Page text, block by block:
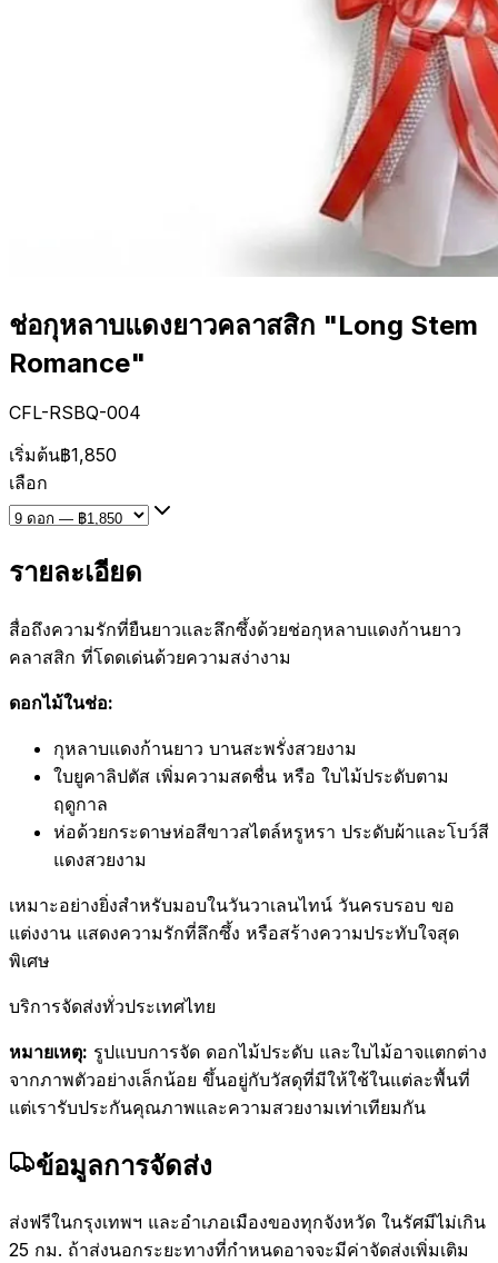
ช่อกุหลาบแดงยาวคลาสสิก "Long Stem
Romance"
CFL-RSBQ-004
เริ่มต้น฿1,850
เลือก
รายละเอียด
สื่อถึงความรักที่ยืนยาวและลึกซึ้งด้วยช่อกุหลาบแดงก้านยาว
คลาสสิก ที่โดดเด่นด้วยความสง่างาม
ดอกไม้ในช่อ:
กุหลาบแดงก้านยาว บานสะพรั่งสวยงาม
ใบยูคาลิปตัส เพิ่มความสดชื่น หรือ ใบไม้ประดับตาม
ฤดูกาล
ห่อด้วยกระดาษห่อสีขาวสไตล์หรูหรา ประดับผ้าและโบว์สี
แดงสวยงาม
เหมาะอย่างยิ่งสำหรับมอบในวันวาเลนไทน์ วันครบรอบ ขอ
แต่งงาน แสดงความรักที่ลึกซึ้ง หรือสร้างความประทับใจสุด
พิเศษ
บริการจัดส่งทั่วประเทศไทย
หมายเหตุ: รูปแบบการจัด ดอกไม้ประดับ และใบไม้อาจแตกต่าง
จากภาพตัวอย่างเล็กน้อย ขึ้นอยู่กับวัสดุที่มีให้ใช้ในแต่ละพื้นที่
แต่เรารับประกันคุณภาพและความสวยงามเท่าเทียมกัน
ข้อมูลการจัดส่ง
ส่งฟรีในกรุงเทพฯ และอำเภอเมืองของทุกจังหวัด ในรัศมีไม่เกิน
25 กม. ถ้าส่งนอกระยะทางที่กำหนดอาจจะมีค่าจัดส่งเพิ่มเติม